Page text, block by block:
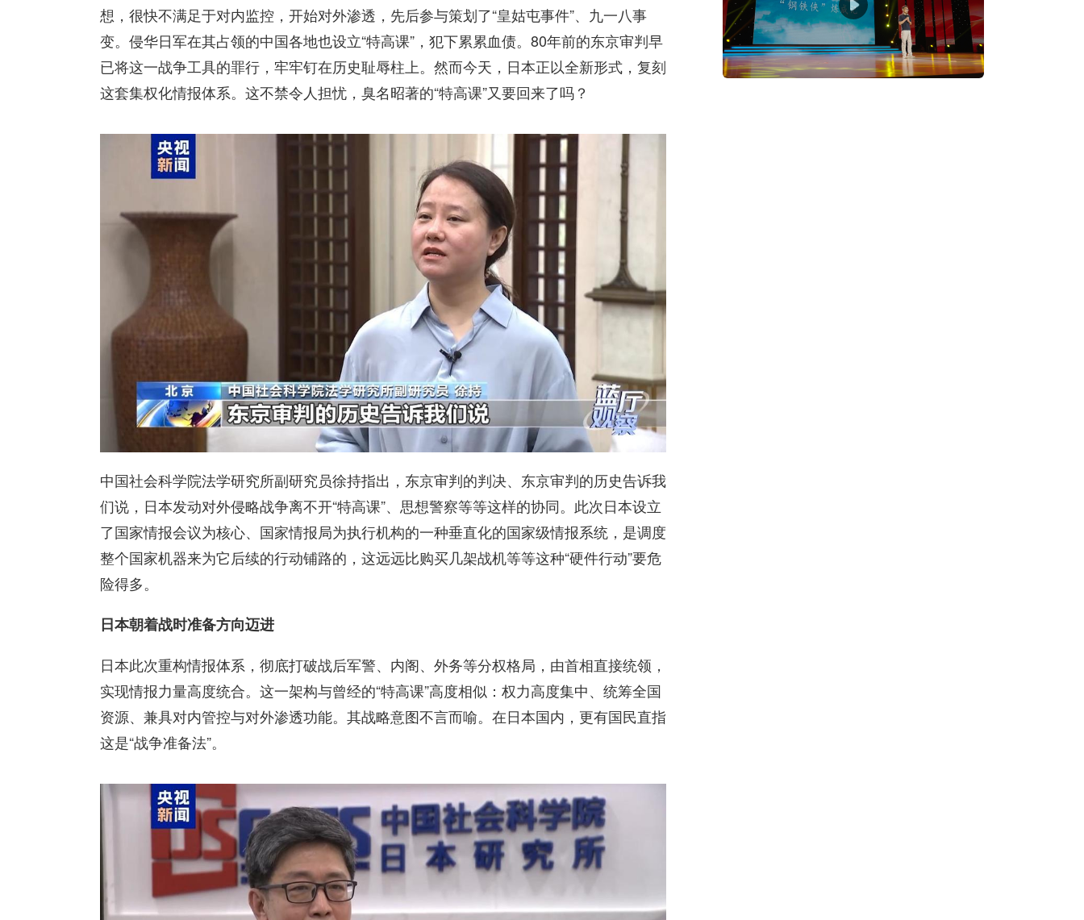
想，很快不满足于对内监控，开始对外渗透，先后参与策划了“皇姑屯事件”、九一八事
变。侵华日军在其占领的中国各地也设立“特高课”，犯下累累血债。80年前的东京审判早
已将这一战争工具的罪行，牢牢钉在历史耻辱柱上。然而今天，日本正以全新形式，复刻
这套集权化情报体系。这不禁令人担忧，臭名昭著的“特高课”又要回来了吗？
中国社会科学院法学研究所副研究员徐持指出，东京审判的判决、东京审判的历史告诉我
们说，日本发动对外侵略战争离不开“特高课”、思想警察等等这样的协同。此次日本设立
了国家情报会议为核心、国家情报局为执行机构的一种垂直化的国家级情报系统，是调度
整个国家机器来为它后续的行动铺路的，这远远比购买几架战机等等这种“硬件行动”要危
险得多。
日本朝着战时准备方向迈进
日本此次重构情报体系，彻底打破战后军警、内阁、外务等分权格局，由首相直接统领，
实现情报力量高度统合。这一架构与曾经的“特高课”高度相似：权力高度集中、统筹全国
资源、兼具对内管控与对外渗透功能。其战略意图不言而喻。在日本国内，更有国民直指
这是“战争准备法”。